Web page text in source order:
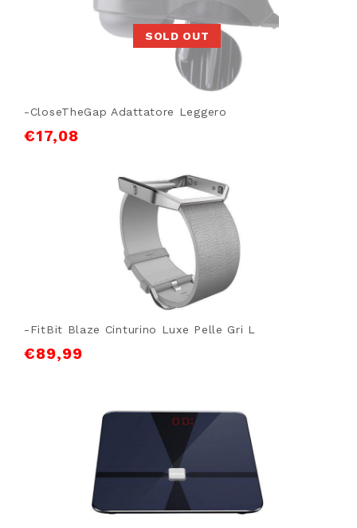
SOLD OUT
-CloseTheGap Adattatore Leggero
€17,08
-FitBit Blaze Cinturino Luxe Pelle Gri L
€89,99